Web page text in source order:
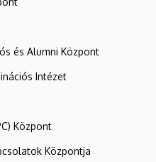
és Alumni Központ
Intézet
Központ
Központja